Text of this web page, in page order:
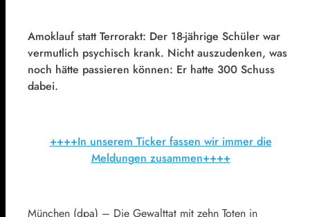
Amoklauf statt Terrorakt: Der 18-jährige Schüler war
vermutlich psychisch krank. Nicht auszudenken, was
noch hätte passieren können: Er hatte 300 Schuss
dabei.
++++In unserem Ticker fassen wir immer die
Meldungen zusammen++++
München (dpa) – Die Gewalttat mit zehn Toten in